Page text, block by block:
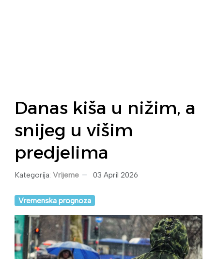
Danas kiša u nižim, a
snijeg u višim
predjelima
Kategorija: Vrijeme 03 April 2026
Vremenska prognoza